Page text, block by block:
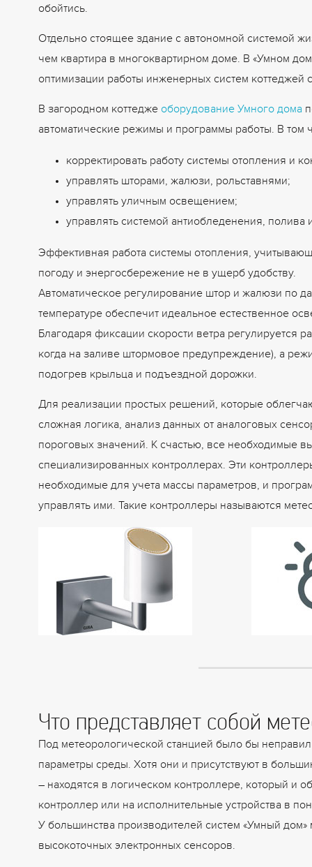
обойтись.
Отдельно стоящее здание с автономной системой
чем квартира в многоквартирном доме. В «Умном
оптимизации работы инженерных систем
В загородном коттедже оборудование Умного дома
автоматические режимы и программы работы. В том
корректировать работу системы отопления и
управлять шторами, жалюзи, рольставнями;
управлять уличным освещением;
управлять системой антиобледенения, полива
Эффективная работа системы отопления,
погоду и энергосбережение не в ущерб удобству.
Автоматическое регулирование штор и жалюзи по
температуре обеспечит идеальное естественное
Благодаря фиксации скорости ветра регулируется
когда на заливе штормовое предупреждение), а
подогрев крыльца и подъездной дорожки.
Для реализации простых решений, которые
сложная логика, анализ данных от аналоговых
пороговых значений. К счастью, все необходимые
специализированных контроллерах. Эти
необходимые для учета массы параметров, и
управлять ими. Такие контроллеры называются
Что представляет собой
Под метеорологической станцией было бы
параметры среды. Хотя они и присутствуют в
– находятся в логическом контроллере, который и
контроллер или на исполнительные устройства в
У большинства производителей систем «Умный
высокоточных электронных сенсоров.